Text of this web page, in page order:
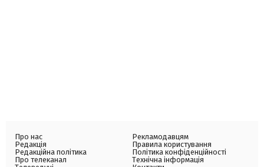
Про нас
Редакція
Редакційна політика
Про телеканал
Рекламодавцям
Правила користування
Політика конфіденційності
Технічна інформація